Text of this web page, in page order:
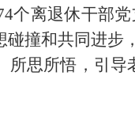
个离退休干部党
碰撞和共同进步
所思所悟，引